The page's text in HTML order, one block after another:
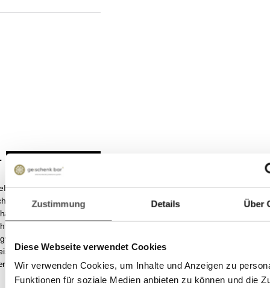
Zustimmung Details Über
Diese Webseite verwendet Cookies
Wir verwenden Cookies, um Inhalte und Anzeigen zu
Funktionen für soziale Medien anbieten zu können und die
InformationenFrage zum Produkt
Geschmacksrichtungen. Doch seit geraumer Zeit ist eine weitere
diesem unbeschreiblich fleischigen, würzigen und
verliehen: mit unserem Umami Blend. Mit Wakame-Alge, Sesam
und Koriander ist dieser Blend ein wahres Geschmackserlebnis!
Fisch und Gemüse. Auch in Nudel- und Reisgerichten sowie in
seine volle Geschmackswelt.